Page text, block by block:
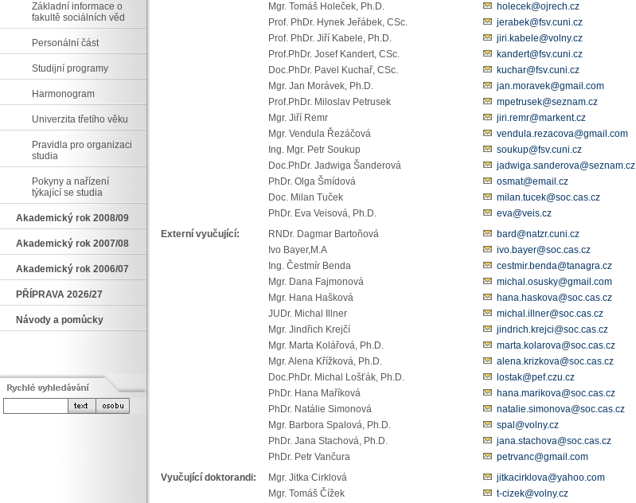
Základní informace o
fakultě sociálních věd
Personální část
Studijní programy
Harmonogram
Univerzita třetího věku
Pravidla pro organizaci
studia
Pokyny a nařízení
týkající se studia
Akademický rok 2008/09
Akademický rok 2007/08
Akademický rok 2006/07
PŘÍPRAVA 2026/27
Návody a pomůcky
Mgr. Tomáš Holeček, Ph.D.
holecek@ojrech.cz
Prof. PhDr. Hynek Jeřábek, CSc.
jerabek@fsv.cuni.cz
Prof. PhDr. Jiří Kabele, Ph.D.
jiri.kabele@volny.cz
Prof.PhDr. Josef Kandert, CSc.
kandert@fsv.cuni.cz
Doc.PhDr. Pavel Kuchař, CSc.
kuchar@fsv.cuni.cz
Mgr. Jan Morávek, Ph.D.
jan.moravek@gmail.com
Prof.PhDr. Miloslav Petrusek
mpetrusek@seznam.cz
Mgr. Jiří Remr
jiri.remr@markent.cz
Mgr. Vendula Řezáčová
vendula.rezacova@gmail.com
Ing. Mgr. Petr Soukup
soukup@fsv.cuni.cz
Doc.PhDr. Jadwiga Šanderová
jadwiga.sanderova@seznam.cz
PhDr. Olga Šmídová
osmat@email.cz
Doc. Milan Tuček
milan.tucek@soc.cas.cz
PhDr. Eva Veisová, Ph.D.
eva@veis.cz
Externí vyučující:
RNDr. Dagmar Bartoňová
bard@natzr.cuni.cz
Ivo Bayer,M.A
ivo.bayer@soc.cas.cz
Ing. Čestmír Benda
cestmir.benda@tanagra.cz
Mgr. Dana Fajmonová
michal.osusky@gmail.com
Mgr. Hana Hašková
hana.haskova@soc.cas.cz
JUDr. Michal Illner
michal.illner@soc.cas.cz
Mgr. Jindřich Krejčí
jindrich.krejci@soc.cas.cz
Mgr. Marta Kolářová, Ph.D.
marta.kolarova@soc.cas.cz
Mgr. Alena Křížková, Ph.D.
alena.krizkova@soc.cas.cz
Doc.PhDr. Michal Lošťák, Ph.D.
lostak@pef.czu.cz
PhDr. Hana Maříková
hana.marikova@soc.cas.cz
PhDr. Natálie Simonová
natalie.simonova@soc.cas.cz
Mgr. Barbora Spalová, Ph.D.
spal@volny.cz
PhDr. Jana Stachová, Ph.D.
jana.stachova@soc.cas.cz
PhDr. Petr Vančura
petrvanc@gmail.com
Vyučující doktorandi:
Mgr. Jitka Cirklová
jitkacirklova@yahoo.com
Mgr. Tomáš Čížek
t-cizek@volny.cz